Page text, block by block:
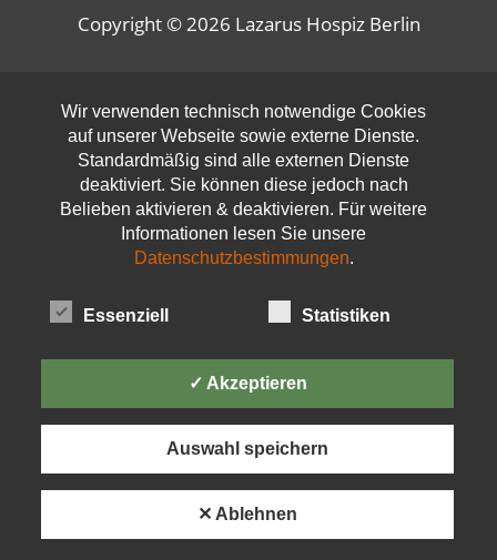
Copyright © 2026 Lazarus Hospiz Berlin
Open toolbar
Wir verwenden technisch notwendige Cookies
auf unserer Webseite sowie externe Dienste.
Standardmäßig sind alle externen Dienste
deaktiviert. Sie können diese jedoch nach
Belieben aktivieren & deaktivieren. Für weitere
Informationen lesen Sie unsere
Datenschutzbestimmungen.
Essenziell Statistiken
✓ Akzeptieren
Auswahl speichern
✕ Ablehnen